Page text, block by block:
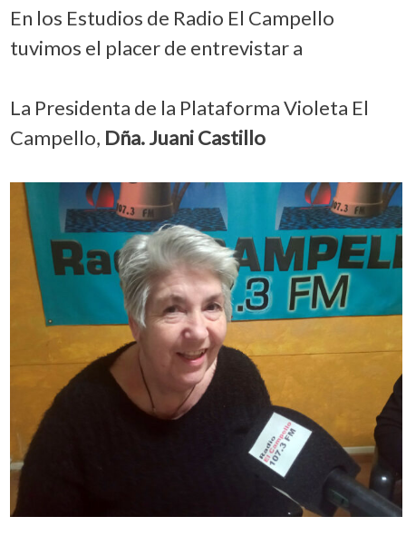
En los Estudios de Radio El Campello
tuvimos el placer de entrevistar a
La Presidenta de la Plataforma Violeta El
Campello, Dña. Juani Castillo